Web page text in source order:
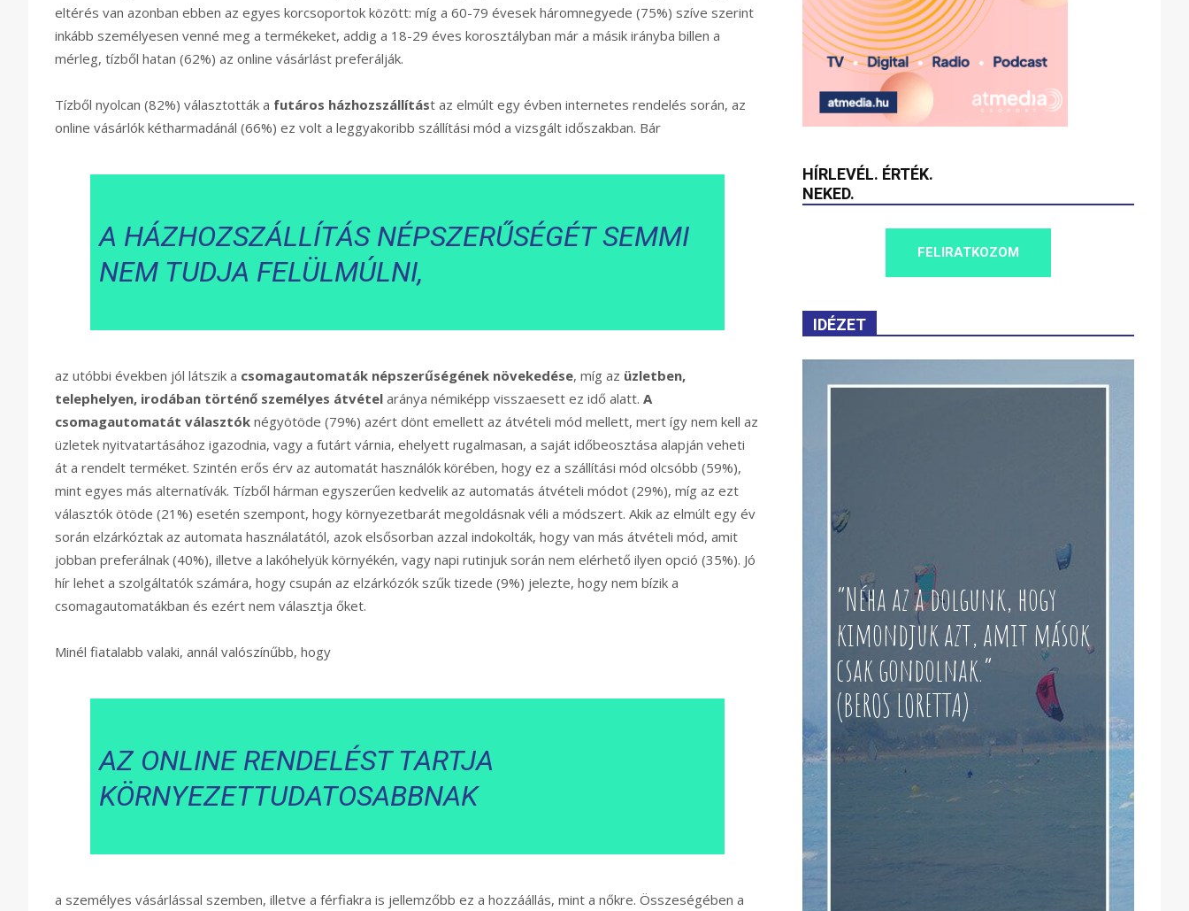
eltérés van azonban ebben az egyes korcsoportok között: míg a 60-79 évesek háromnegyede (75%) szíve szerint
inkább személyesen venné meg a termékeket, addig a 18-29 éves korosztályban már a másik irányba billen a
mérleg, tízből hatan (62%) az online vásárlást preferálják.
Tízből nyolcan (82%) választották a futáros házhozszállítást az elmúlt egy évben internetes rendelés során, az
online vásárlók kétharmadánál (66%) ez volt a leggyakoribb szállítási mód a vizsgált időszakban. Bár
A HÁZHOZSZÁLLÍTÁS NÉPSZERŰSÉGÉT SEMMI
NEM TUDJA FELÜLMÚLNI,
az utóbbi években jól látszik a csomagautomaták népszerűségének növekedése, míg az üzletben,
telephelyen, irodában történő személyes átvétel aránya némiképp visszaesett ez idő alatt. A
csomagautomatát választók négyötöde (79%) azért dönt emellett az átvételi mód mellett, mert így nem kell az
üzletek nyitvatartásához igazodnia, vagy a futárt várnia, ehelyett rugalmasan, a saját időbeosztása alapján veheti
át a rendelt terméket. Szintén erős érv az automatát használók körében, hogy ez a szállítási mód olcsóbb (59%),
mint egyes más alternatívák. Tízből hárman egyszerűen kedvelik az automatás átvételi módot (29%), míg az ezt
választók ötöde (21%) esetén szempont, hogy környezetbarát megoldásnak véli a módszert. Akik az elmúlt egy év
során elzárkóztak az automata használatától, azok elsősorban azzal indokolták, hogy van más átvételi mód, amit
jobban preferálnak (40%), illetve a lakóhelyük környékén, vagy napi rutinjuk során nem elérhető ilyen opció (35%). Jó
hír lehet a szolgáltatók számára, hogy csupán az elzárkózók szűk tizede (9%) jelezte, hogy nem bízik a
csomagautomatákban és ezért nem választja őket.
Minél fiatalabb valaki, annál valószínűbb, hogy
AZ ONLINE RENDELÉST TARTJA
KÖRNYEZETTUDATOSABBNAK
a személyes vásárlással szemben, illetve a férfiakra is jellemzőbb ez a hozzáállás, mint a nőkre. Összeségében a
HÍRLEVÉL. ÉRTÉK.
NEKED.
FELIRATKOZOM
IDÉZET
“Néha az a dolgunk, hogy
kimondjuk azt, amit mások
csak gondolnak.”
(BEROS LORETTA)